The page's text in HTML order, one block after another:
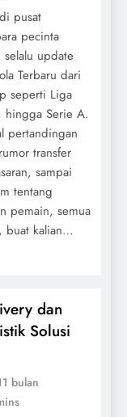
pusat
pecinta
selalu update
Terbaru dari
seperti Liga
hingga Serie A.
pertandingan
transfer
sampai
tentang
pemain, semua
buat kalian…
dan
Solusi
bulan